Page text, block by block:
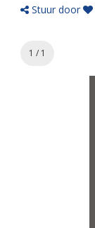
Stuur door
1 / 1